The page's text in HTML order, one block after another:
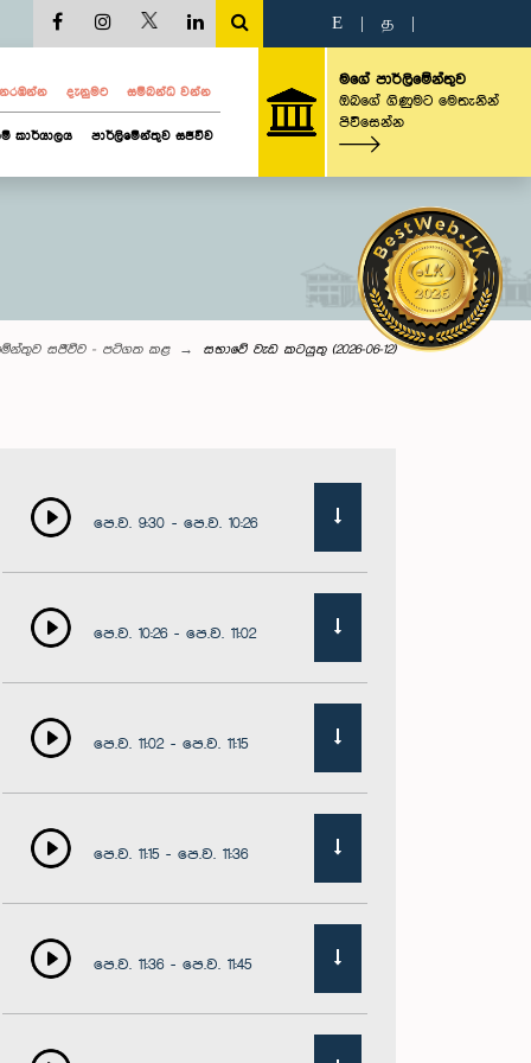
E த
දැනුමට සම්බන්ධ වන්න
කාර්යාලය පාර්ලිමේන්තුව සජීවීව
මගේ පාර්ලිමේන්තුව
ඔබගේ ගිණුමට මෙතැනින්
පිවිසෙන්න
සජීවීව - පටිගත කළ සභාවේ වැඩ කටයුතු (2026-06-12)
පෙ.ව. 9:30 - පෙ.ව. 10:26
පෙ.ව. 10:26 - පෙ.ව. 11:02
පෙ.ව. 11:02 - පෙ.ව. 11:15
පෙ.ව. 11:15 - පෙ.ව. 11:36
පෙ.ව. 11:36 - පෙ.ව. 11:45